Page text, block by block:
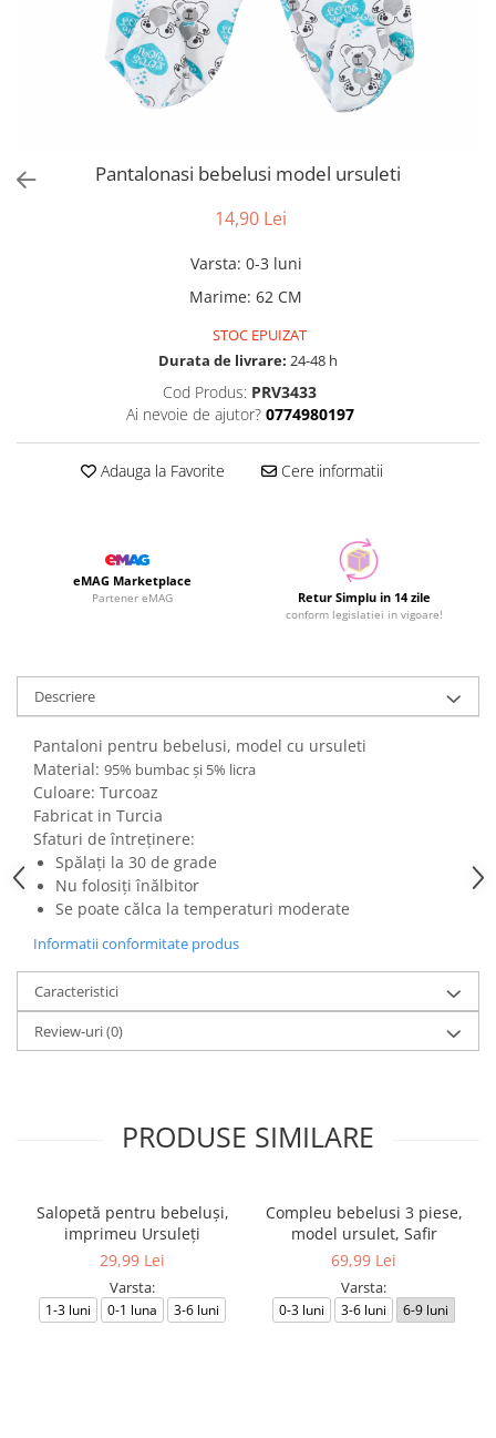
Pantalonasi bebelusi model ursuleti
14,90 Lei
Varsta: 0-3 luni
Marime: 62 CM
STOC EPUIZAT
Durata de livrare: 24-48 h
Cod Produs: PRV3433
Ai nevoie de ajutor? 0774980197
Adauga la Favorite Cere informatii
eMAG Marketplace
Partener eMAG Retur Simplu in 14 zile
conform legislatiei in vigoare!
Descriere
Pantaloni pentru bebelusi, model cu ursuleti
Material: 95% bumbac și 5% licra
Culoare: Turcoaz
Fabricat in Turcia
Sfaturi de întreținere:
Spălați la 30 de grade
Nu folosiți înălbitor
Se poate călca la temperaturi moderate
Informatii conformitate produs
Caracteristici
Review-uri(0)
PRODUSE SIMILARE
Salopetă pentru bebeluși,
imprimeu Ursuleți
29,99 Lei
Varsta:
1-3 luni 0-1 luna 3-6 luni
Compleu bebelusi 3 piese,
model ursulet, Safir
69,99 Lei
Varsta:
0-3 luni 3-6 luni 6-9 luni